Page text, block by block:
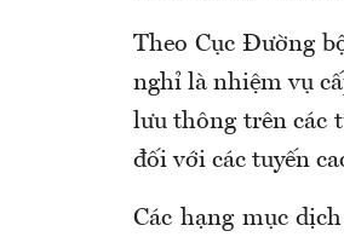
Theo Cục Đường
nghỉ là nhiệm vụ
lưu thông trên các
đối với các tuyến
Các hạng mục